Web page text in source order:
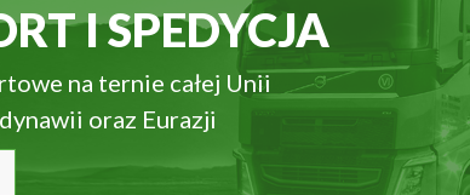
I SPEDYCJA
na ternie całej Unii
oraz Eurazji